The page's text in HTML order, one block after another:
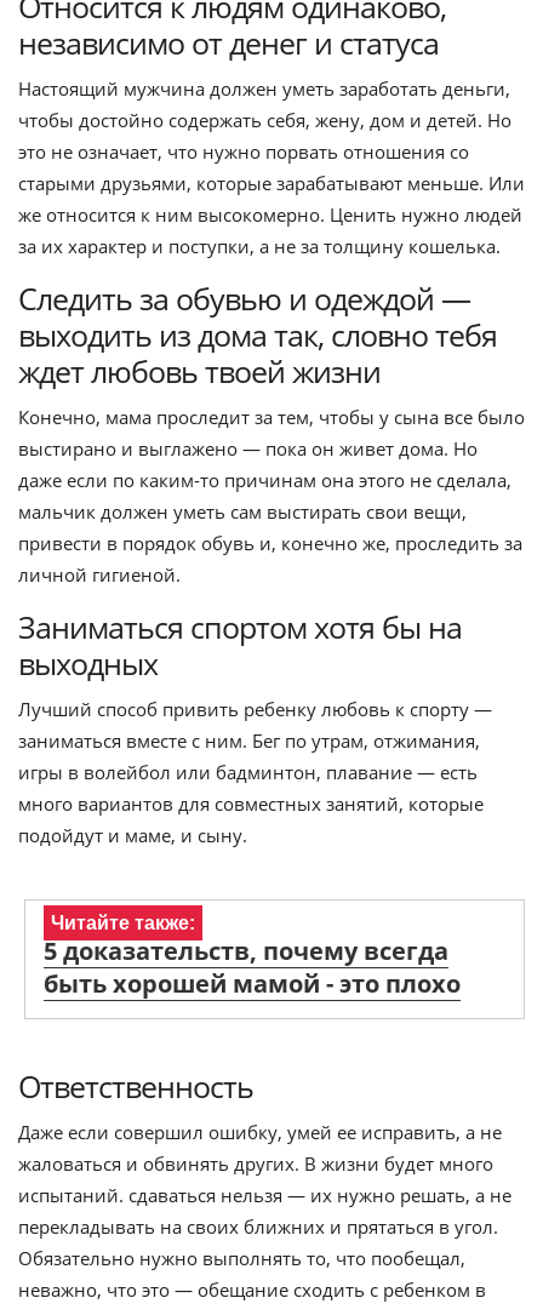
независимо от денег и статуса
Настоящий мужчина должен уметь заработать деньги,
чтобы достойно содержать себя, жену, дом и детей. Но
это не означает, что нужно порвать отношения со
старыми друзьями, которые зарабатывают меньше. Или
же относится к ним высокомерно. Ценить нужно людей
за их характер и поступки, а не за толщину кошелька.
Следить за обувью и одеждой —
выходить из дома так, словно тебя
ждет любовь твоей жизни
Конечно, мама проследит за тем, чтобы у сына все было
выстирано и выглажено — пока он живет дома. Но
даже если по каким-то причинам она этого не сделала,
мальчик должен уметь сам выстирать свои вещи,
привести в порядок обувь и, конечно же, проследить за
личной гигиеной.
Заниматься спортом хотя бы на
выходных
Лучший способ привить ребенку любовь к спорту —
заниматься вместе с ним. Бег по утрам, отжимания,
игры в волейбол или бадминтон, плавание — есть
много вариантов для совместных занятий, которые
подойдут и маме, и сыну.
Читайте также:
5 доказательств, почему всегда
быть хорошей мамой - это плохо
Ответственность
Даже если совершил ошибку, умей ее исправить, а не
жаловаться и обвинять других. В жизни будет много
испытаний. сдаваться нельзя — их нужно решать, а не
перекладывать на своих ближних и прятаться в угол.
Обязательно нужно выполнять то, что пообещал,
неважно, что это — обещание сходить с ребенком в